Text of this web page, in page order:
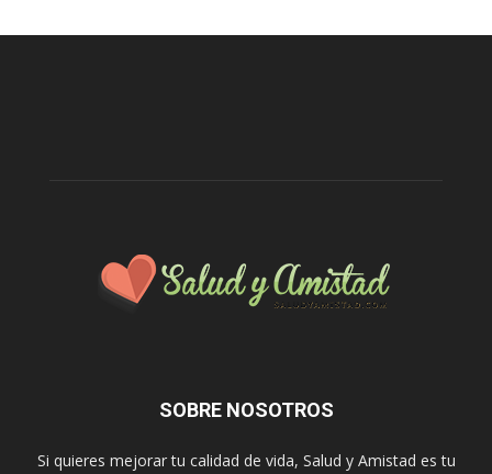
SOBRE NOSOTROS
Si quieres mejorar tu calidad de vida, Salud y Amistad es tu